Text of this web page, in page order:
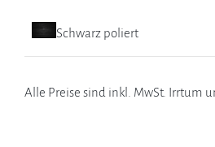
Schwarz poliert
Alle Preise sind inkl. MwSt. Irrtum